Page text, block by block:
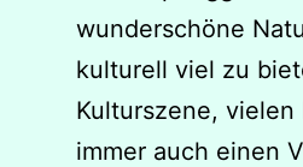
wunderschöne
kulturell viel zu
Kulturszene,
immer auch einen